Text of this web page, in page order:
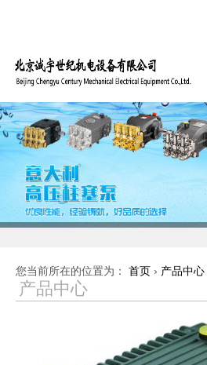
您当前所在的位置为： 首页 › 产品中心
产品中心